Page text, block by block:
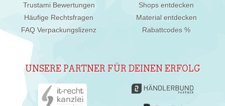
Trustami Bewertungen
Häufige Rechtsfragen
FAQ Verpackungslizenz
Shops entdecken
Material entdecken
Rabattcodes %
UNSERE PARTNER FÜR DEINEN ERFOLG